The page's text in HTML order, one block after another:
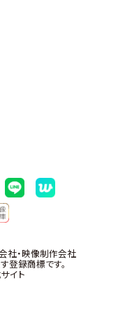
社・映像制作会社
登録商標です。
イト